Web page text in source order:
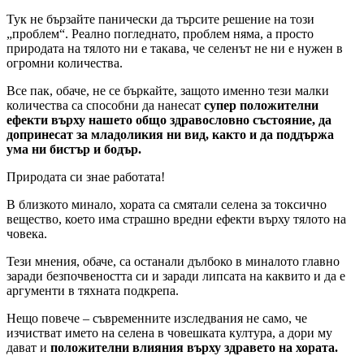
Тук не бързайте панически да търсите решение на този
„проблем“. Реално погледнато, проблем няма, а просто
природата на тялото ни е такава, че селенът не ни е нужен в
огромни количества.
Все пак, обаче, не се бъркайте, защото именно тези малки
количества са способни да нанесат супер положителни
ефекти върху нашето общо здравословно състояние, да
допринесат за младоликия ни вид, както и да поддържа
ума ни бистър и бодър.
Природата си знае работата!
В близкото минало, хората са смятали селена за токсично
вещество, което има страшно вредни ефекти върху тялото на
човека.
Тези мнения, обаче, са останали дълбоко в миналото главно
заради безпочвеността си и заради липсата на каквито и да е
аргументи в тяхната подкрепа.
Нещо повече – съвременните изследвания не само, че
изчистват името на селена в човешката култура, а дори му
дават и положителни влияния върху здравето на хората.